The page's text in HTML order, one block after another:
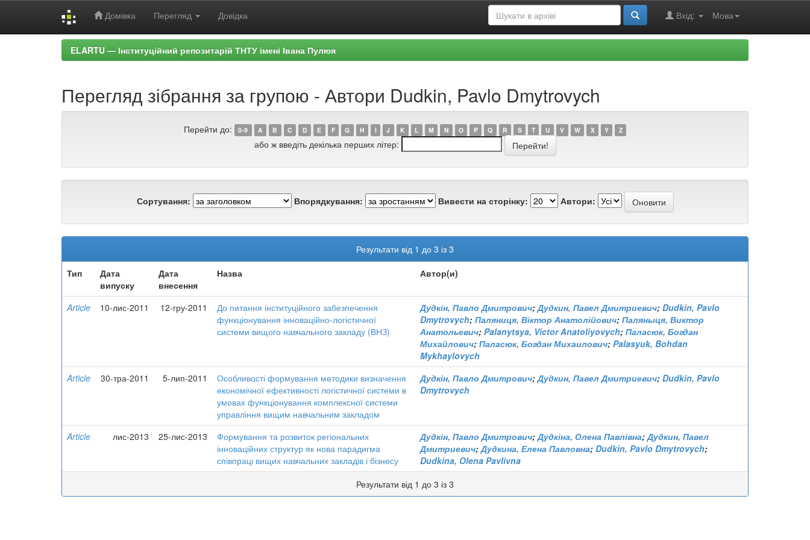
Домівка Перегляд Довідка Мова
Вхід:
ELARTU — Інституційний репозитарій ТНТУ імені Івана Пулюя
Перегляд зібрання за групою - Автори Dudkin, Pavlo Dmytrovych
Перейти до: 0-9 A B C D E F G H I J K L M N O P Q R S T U V W X Y Z
або ж введіть декілька перших літер:
Сортування: Впорядкування: Вивести на сторінку: Автори:
Результати від 1 до 3 із 3
Тип
Дата
випуску
Дата
внесення
Назва Автор(и)
Article 10-лис-2011 12-гру-2011
До питання інституційного забезпечення
функціонування інноваційно-логістичної
системи вищого навчального закладу (ВНЗ)
Дудкін, Павло Дмитрович;Дудкин, Павел Дмитриевич; Dudkin, Pavlo
Dmytrovych; Паляниця, Віктор Анатолійович; Паляныця, Виктор
Анатольевич; Palanytsya, Victor Anatoliyovych; Паласюк, Богдан
Михайлович; Паласюк, Богдан Михаилович; Palasyuk, Bohdan
Mykhaylovych
Article
30-тра-2011 5-лип-2011
Особливості формування методики визначення
економічної ефективності логістичної системи в
умовах функціонування комплексної системи
управління вищим навчальним закладом
Дудкін, Павло Дмитрович;Дудкин, Павел Дмитриевич; Dudkin, Pavlo
Dmytrovych
Article лис-2013 25-лис-2013
Формування та розвиток регіональних
інноваційних структур як нова парадигма
співпраці вищих навчальних закладів і бізнесу
Дудкін, Павло Дмитрович;Дудкіна, Олена Павлівна;Дудкин, Павел
Дмитриевич;Дудкина, Елена Павловна; Dudkin, Pavlo Dmytrovych;
Dudkina, Olena Pavlivna
Результати від 1 до 3 із 3